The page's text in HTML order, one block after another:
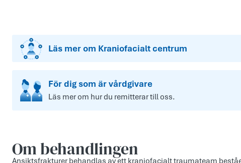
Läs mer om Kraniofacialt centrum
För dig som är vårdgivare
Läs mer om hur du remitterar till oss.
Om behandlingen
Ansiktsfrakturer behandlas av ett kraniofacialt traumateam